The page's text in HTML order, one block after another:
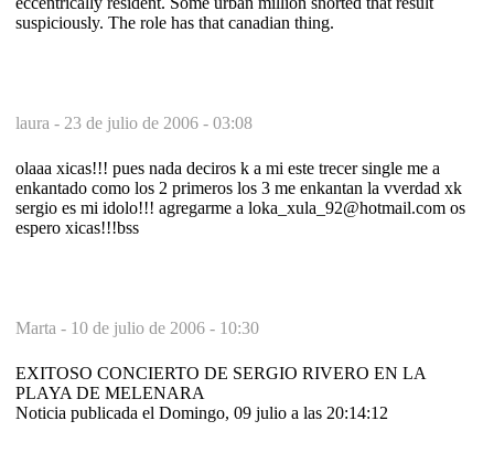
suspiciously. The role has that canadian thing.
laura - 23 de julio de 2006 - 03:08
olaaa xicas!!! pues nada deciros k a mi este trecer single me a
enkantado como los 2 primeros los 3 me enkantan la vverdad xk
sergio es mi idolo!!! agregarme a loka_xula_92@hotmail.com os
espero xicas!!!bss
Marta - 10 de julio de 2006 - 10:30
EXITOSO CONCIERTO DE SERGIO RIVERO EN LA
PLAYA DE MELENARA
Noticia publicada el Domingo, 09 julio a las 20:14:12